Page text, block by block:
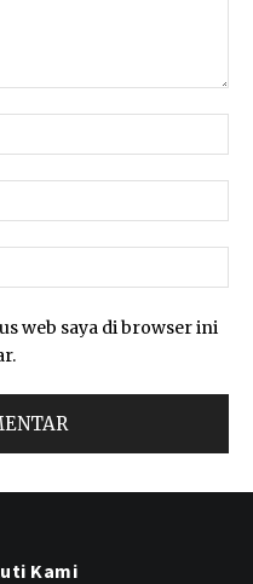
web saya di browser ini
Kami